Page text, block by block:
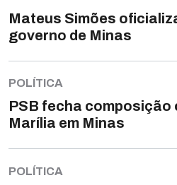
Mateus Simões
governo de Minas
POLÍTICA
PSB fecha composição
Marília em Minas
POLÍTICA